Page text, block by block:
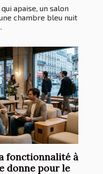
apaise, un salon
chambre bleu nuit
fonctionnalité à
donne pour le